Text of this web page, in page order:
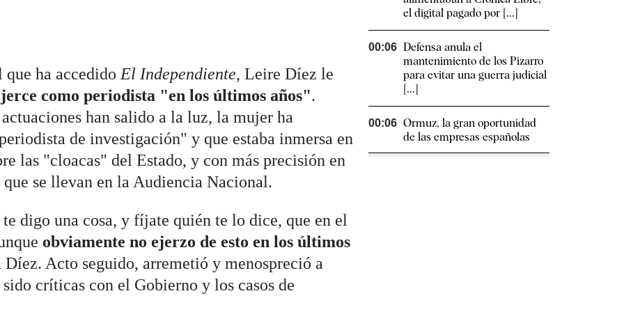
que ha accedidoEl Independiente, Leire Díez le
como periodista "en los últimos años".
han salido a la luz, la mujer ha
de investigación" y que estaba inmersa en
las "cloacas" del Estado, y con más precisión en
que se llevan en la Audiencia Nacional.
digo una cosa, y fíjate quién te lo dice, que en el
obviamente no ejerzo de esto en los últimos
Díez. Acto seguido, arremetió y menospreció a
críticas con el Gobierno y los casos de
el digital pagado por [...]
00:06 Defensa anula el
mantenimiento de los Pizarro
para evitar una guerra judicial
[...]
00:06 Ormuz, la gran oportunidad
de las empresas españolas